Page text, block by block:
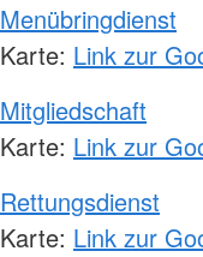
Menübringdienst
Karte: Link zur
Mitgliedschaft
Karte: Link zur
Rettungsdienst
Karte: Link zur